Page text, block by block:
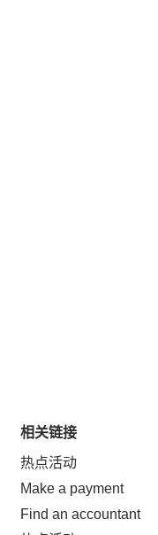
相关链接
热点活动
Make a payment
Find an accountant